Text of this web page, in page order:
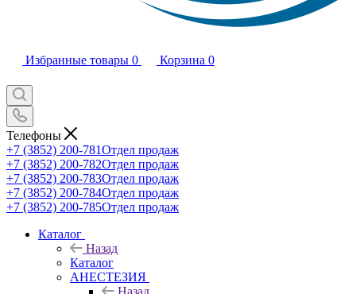
Избранные товары 0 Корзина 0
Телефоны
+7 (3852) 200-781Отдел продаж
+7 (3852) 200-782Отдел продаж
+7 (3852) 200-783Отдел продаж
+7 (3852) 200-784Отдел продаж
+7 (3852) 200-785Отдел продаж
Каталог
Назад
Каталог
АНЕСТЕЗИЯ
Назад